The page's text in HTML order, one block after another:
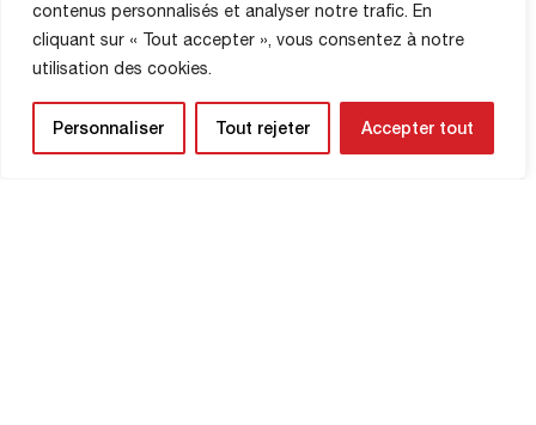
contenus personnalisés et analyser notre trafic. En
cliquant sur « Tout accepter », vous consentez à notre
utilisation des cookies.
Personnaliser Tout rejeter Accepter tout